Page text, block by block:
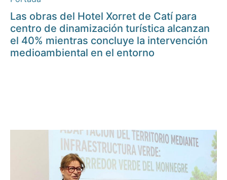
Las obras del Hotel Xorret de Catí para
centro de dinamización turística alcanzan
el 40% mientras concluye la intervención
medioambiental en el entorno